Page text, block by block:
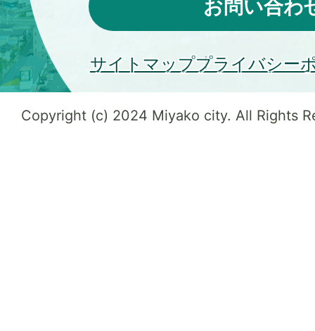
お問い合わ
サイトマッププライバシー
Copyright (c) 2024 Miyako city. All Rights